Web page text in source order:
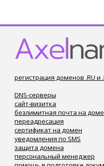
регистрация доменов .RU и
DNS-серверы
сайт-визитка
безлимитная почта на
переадресация
сертификат на домен
уведомления по SMS
защита домена
персональный менеджер